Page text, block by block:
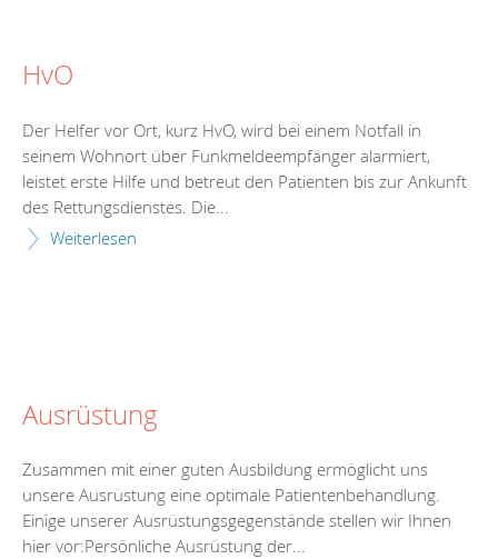
HvO
Der Helfer vor Ort, kurz HvO, wird bei einem Notfall in
seinem Wohnort über Funkmeldeempfänger alarmiert,
leistet erste Hilfe und betreut den Patienten bis zur Ankunft
des Rettungsdienstes. Die...
Weiterlesen
Ausrüstung
Zusammen mit einer guten Ausbildung ermöglicht uns
unsere Ausrüstung eine optimale Patientenbehandlung.
Einige unserer Ausrüstungsgegenstände stellen wir Ihnen
hier vor:Persönliche Ausrüstung der...